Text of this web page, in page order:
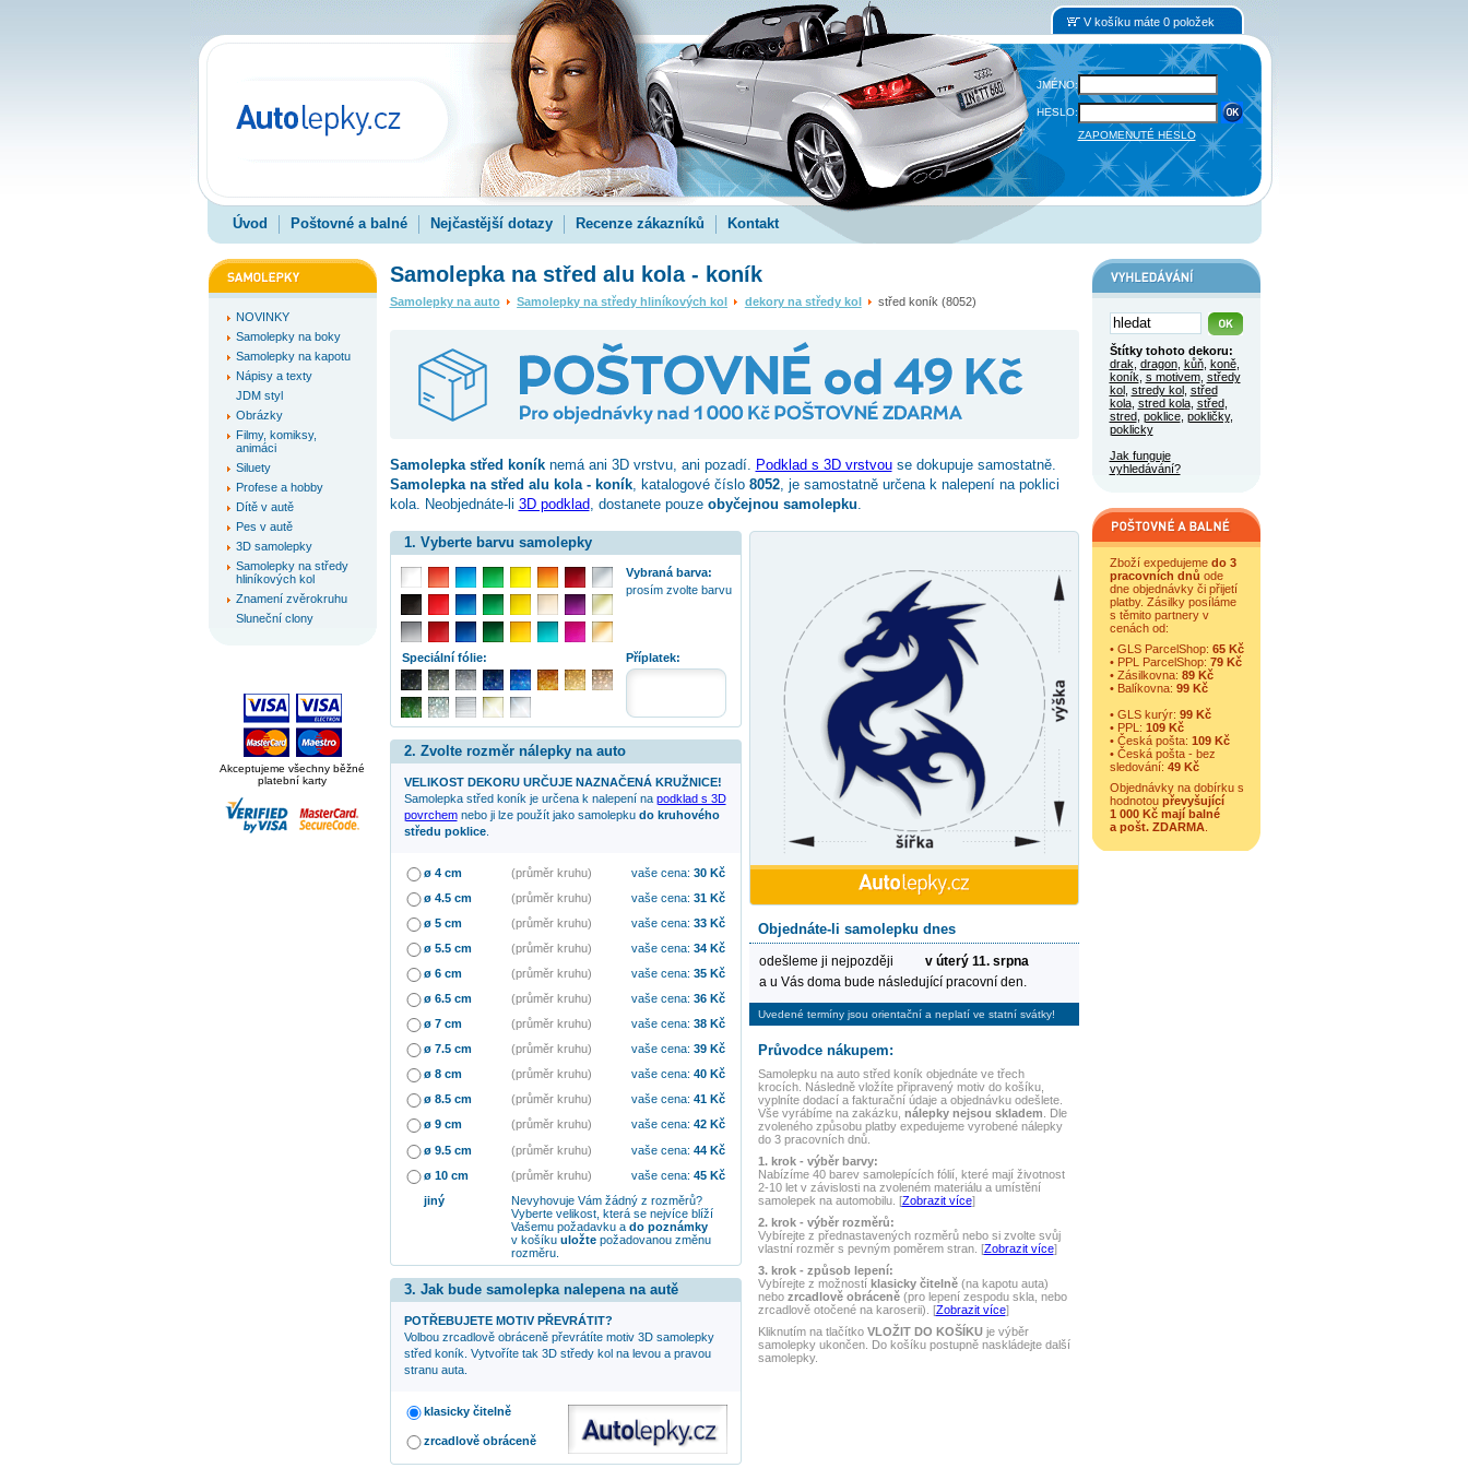
V košíku máte 0 položek
JMÉNO:
HESLO:
ZAPOMENUTÉ HESLO
Úvod Poštovné a balné Nejčastější dotazy Recenze zákazníků Kontakt
NOVINKY
Samolepky na boky
Samolepky na kapotu
Nápisy a texty
JDM styl
Obrázky
Filmy, komiksy,
animáci
Siluety
Profese a hobby
Dítě v autě
Pes v autě
3D samolepky
Samolepky na středy
hliníkových kol
Znamení zvěrokruhu
Sluneční clony
Akceptujeme všechny běžné
platební karty
Samolepka na střed alu kola - koník
Samolepky na auto Samolepky na středy hliníkových kol dekory na středy kol střed koník (8052)
Samolepka střed koníknemá ani 3D vrstvu, ani pozadí. Podklad s 3D vrstvouse dokupuje samostatně.
Samolepka na střed alu kola - koník, katalogové číslo 8052, je samostatně určena k nalepení na poklici
kola. Neobjednáte-li 3D podklad, dostanete pouze obyčejnou samolepku.
Objednáte-li samolepku dnes
odešleme ji nejpozději
v úterý 11. srpna
a u Vás doma bude následující pracovní den.
Uvedené termíny jsou orientační a neplatí ve statní svátky!
Průvodce nákupem:
Samolepku na auto střed koník objednáte ve třech
krocích. Následně vložíte připravený motiv do košíku,
vyplníte dodací a fakturační údaje a objednávku odešlete.
Vše vyrábíme na zakázku, nálepky nejsou skladem . Dle
zvoleného způsobu platby expedujeme vyrobené nálepky
do 3 pracovních dnů.
1. krok - výběr barvy:
Nabízíme 40 barev samolepících fólií, které mají životnost
2-10 let v závislosti na zvoleném materiálu a umístění
samolepek na automobilu. [Zobrazit více]
2. krok - výběr rozměrů:
Vybírejte z přednastavených rozměrů nebo si zvolte svůj
vlastní rozměr s pevným poměrem stran. [Zobrazit více]
3. krok - způsob lepení:
Vybírejte z možností klasicky čitelně(na kapotu auta)
nebo zrcadlově obráceně(pro lepení zespodu skla, nebo
zrcadlově otočené na karoserii). [Zobrazit více]
Kliknutím na tlačítko VLOŽIT DO KOŠÍKUje výběr
samolepky ukončen. Do košíku postupně naskládejte další
samolepky.
1. Vyberte barvu samolepky
Vybraná barva:
prosím zvolte barvu
Příplatek:
Speciální fólie:
2. Zvolte rozměr nálepky na auto
VELIKOST DEKORU URČUJE NAZNAČENÁ KRUŽNICE!
Samolepka střed koník je určena k nalepení na podklad s 3D
povrchemnebo ji lze použít jako samolepku do kruhového
středu poklice.
ø 4 cm (průměr kruhu) vaše cena: 30Kč
ø 4.5 cm
(průměr kruhu) vaše cena: 31Kč
ø 5 cm
(průměr kruhu) vaše cena: 33Kč
ø 5.5 cm
(průměr kruhu) vaše cena: 34Kč
ø 6 cm
(průměr kruhu) vaše cena: 35Kč
ø 6.5 cm
(průměr kruhu) vaše cena: 36Kč
ø 7 cm
(průměr kruhu) vaše cena: 38Kč
ø 7.5 cm
(průměr kruhu) vaše cena: 39Kč
ø 8 cm
(průměr kruhu) vaše cena: 40Kč
ø 8.5 cm
(průměr kruhu) vaše cena: 41Kč
ø 9 cm
(průměr kruhu) vaše cena: 42Kč
ø 9.5 cm
(průměr kruhu) vaše cena: 44Kč
ø 10 cm
(průměr kruhu) vaše cena: 45Kč
jiný
Nevyhovuje Vám žádný z rozměrů?
Vyberte velikost, která se nejvíce blíží
Vašemu požadavku a do poznámky
v košíku uložtepožadovanou změnu
rozměru.
3. Jak bude samolepka nalepena na autě
POTŘEBUJETE MOTIV PŘEVRÁTIT?
Volbou zrcadlově obráceně převrátíte motiv 3D samolepky
střed koník . Vytvoříte tak 3D středy kol na levou a pravou
stranu auta.
klasicky čitelně
zrcadlově obráceně
Štítky tohoto dekoru:
drak dragon, kůň, koně,
koník s motivem, středy
kol, stredy kol, střed
kola, stred kola, střed,
stred, poklice, pokličky,
poklicky
Jak funguje
vyhledávání?
Zboží expedujeme do 3
pracovních dnů ode
dne objednávky či přijetí
platby. Zásilky posíláme
s těmito partnery v
cenách od:
• GLS ParcelShop: 65 Kč
• PPL ParcelShop: 79 Kč
• Zásilkovna: 89 Kč
• Balíkovna: 99 Kč
• GLS kurýr: 99 Kč
• PPL: 109 Kč
• Česká pošta: 109 Kč
• Česká pošta - bez
sledování: 49 Kč
Objednávky na dobírku s
hodnotou převyšující
1 000 Kč mají balné
a pošt. ZDARMA.